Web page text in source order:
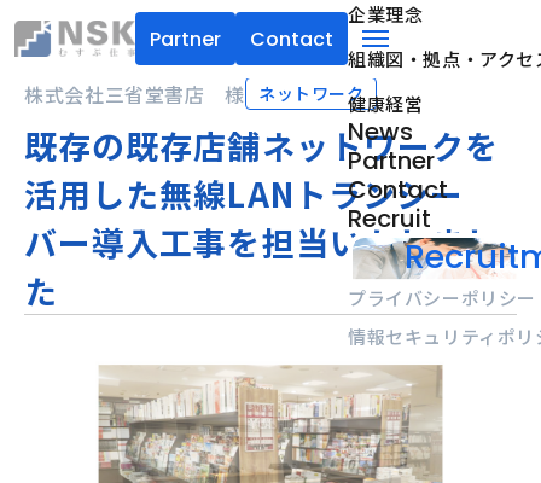
NSK株式会社
Partner Contact
menu
企業理念
組織図・拠点・アクセ
健康経営
News
Partner
Contact
Recruit
プライバシーポリシー
情報セキュリティポリ
株式会社三省堂書店 様 ネットワーク
既存の既存店舗ネットワークを
活用した無線LANトランシー
バー導入工事を担当いたしまし
た